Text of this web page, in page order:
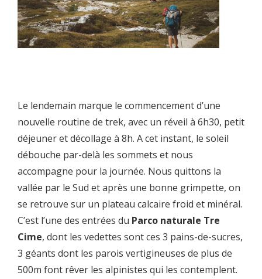
Le lendemain marque le commencement d’une
nouvelle routine de trek, avec un réveil à 6h30, petit
déjeuner et décollage à 8h. A cet instant, le soleil
débouche par-delà les sommets et nous
accompagne pour la journée. Nous quittons la
vallée par le Sud et après une bonne grimpette, on
se retrouve sur un plateau calcaire froid et minéral.
C’est l’une des entrées du Parco naturale Tre
Cime, dont les vedettes sont ces 3 pains-de-sucres,
3 géants dont les parois vertigineuses de plus de
500m font rêver les alpinistes qui les contemplent.